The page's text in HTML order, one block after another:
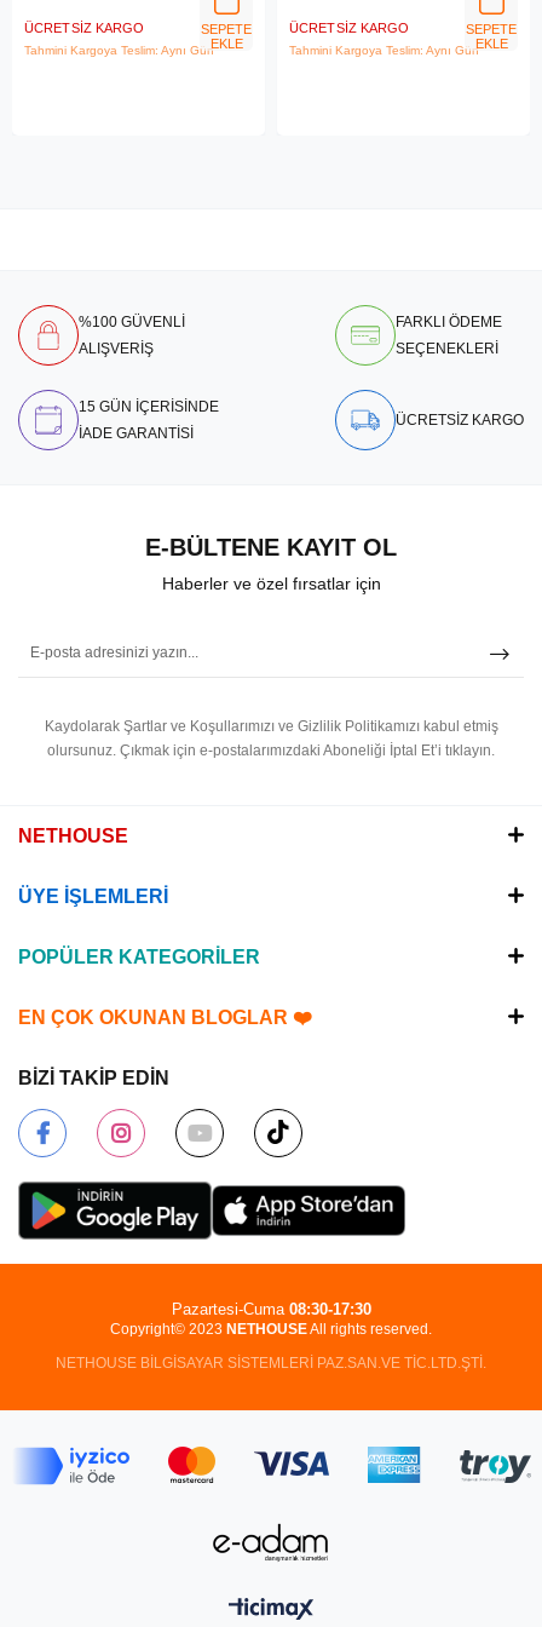
ÜCRETSIZ KARGO
Tahmini Kargoya Teslim: Aynı Gün
SEPETE
EKLE
ÜCRETSIZ KARGO
Tahmini Kargoya Teslim: Aynı Gün
SEPETE
EKLE
%100 GÜVENLİ
ALIŞVERİŞ
FARKLI ÖDEME
SEÇENEKLERİ
15 GÜN İÇERİSİNDE
İADE GARANTİSİ
ÜCRETSİZ KARGO
E-BÜLTENE KAYIT OL
Haberler ve özel fırsatlar için
Kaydolarak Şartlar ve Koşullarımızı ve Gizlilik Politikamızı kabul etmiş
olursunuz. Çıkmak için e-postalarımızdaki Aboneliği İptal Et’i tıklayın.
NETHOUSE
ÜYE İŞLEMLERİ
POPÜLER KATEGORİLER
EN ÇOK OKUNAN BLOGLAR ❤️
BİZİ TAKİP EDİN
Copyright© 2023 NETHOUSEAll rights reserved.
NETHOUSE BİLGİSAYAR SİSTEMLERİ PAZ.SAN.VE TİC.LTD.ŞTİ.
Pazartesi-Cuma 08:30-17:30